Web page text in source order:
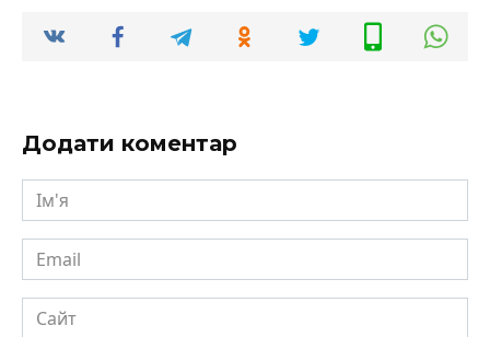
Додати коментар
Ім'я
Email
Сайт